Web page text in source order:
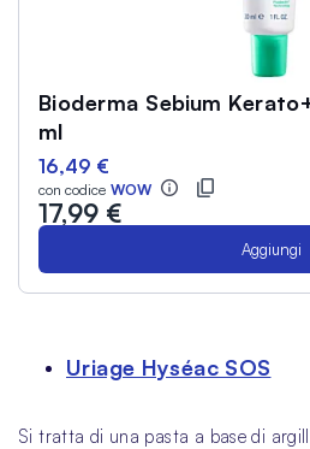
Bioderma Sebium
ml
16,49 €
con codice WOW
17,99 €
Aggiungi
Uriage Hyséac SOS
Si tratta di una pasta a base di